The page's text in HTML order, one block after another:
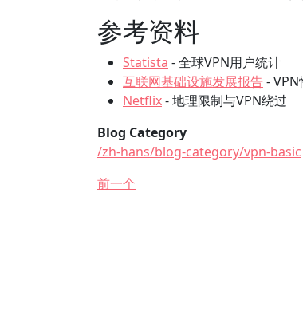
参考资料
Statista - 全球VPN用户统计
互联网基础设施发展报告-
Netflix- 地理限制与VPN绕过
Blog Category
/zh-hans/blog-category/vpn-basic
前一个